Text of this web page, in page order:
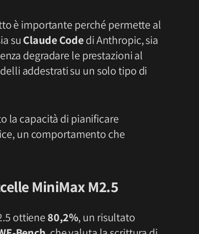
è importante perché permette al
su Claude Codedi Anthropic, sia
degradare le prestazioni al
addestrati su un solo tipo di
la capacità di pianificare
un comportamento che
MiniMax M2.5
ottiene 80,2%, un risultato